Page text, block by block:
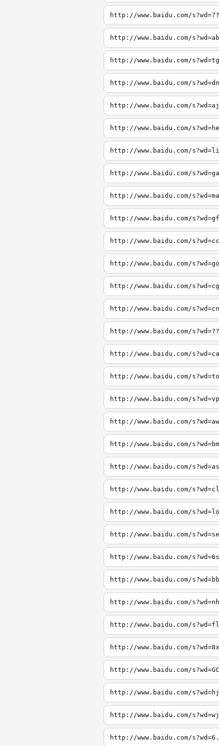
http://www.baidu.com/s?wd=??
http://www.baidu.com/s?wd=ab
http://www.baidu.com/s?wd=tg
http://www.baidu.com/s?wd=dn
http://www.baidu.com/s?wd=aj
http://www.baidu.com/
http://www.baidu.com/
http://www.baidu.com/
http://www.baidu.com/
http://www.baidu.com/
http://www.baidu.com/
http://www.baidu.com/
http://www.baidu.com/
http://www.baidu.com/
http://www.baidu.com/
http://www.baidu.com/
http://www.baidu.com/
http://www.baidu.com/
http://www.baidu.com/
http://www.baidu.com/
http://www.baidu.com/
http://www.baidu.com/
http://www.baidu.com/
http://www.baidu.com/
http://www.baidu.com/
http://www.baidu.com/
http://www.baidu.com/
http://www.baidu.com/
http://www.baidu.com/
http://www.baidu.com/
http://www.baidu.com/
http://www.baidu.com/
http://www.baidu.com/